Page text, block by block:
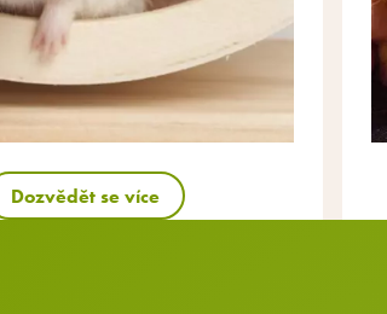
Dozvědět se více